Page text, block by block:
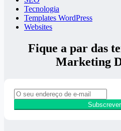
Tecnologia
Templates WordPress
Websites
Fique a par das
Marketing
Subscrever